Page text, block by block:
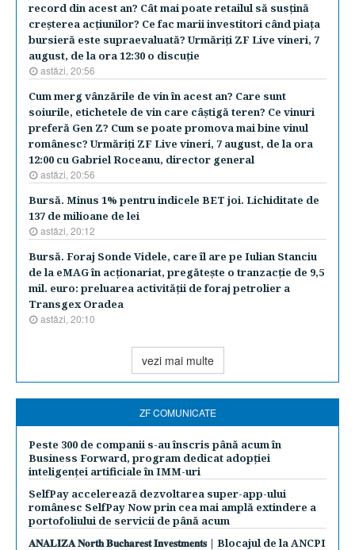
record din acest an? Cât mai poate retailul să susţină
creşterea acţiunilor? Ce fac marii investitori când piaţa
bursieră este supraevaluată? Urmăriţi ZF Live vineri, 7
august, de la ora 12:30 o discuţie
astăzi, 20:56
Cum merg vânzările de vin în acest an? Care sunt
soiurile, etichetele de vin care câştigă teren? Ce vinuri
preferă Gen Z? Cum se poate promova mai bine vinul
românesc? Urmăriţi ZF Live vineri, 7 august, de la ora
12:00 cu Gabriel Roceanu, director general
astăzi, 20:56
Bursă. Minus 1% pentru indicele BET joi. Lichiditate de
137 de milioane de lei
astăzi, 20:12
Bursă. Foraj Sonde Videle, care îl are pe Iulian Stanciu
de la eMAG în acţionariat, pregăteşte o tranzacţie de 9,5
mil. euro: preluarea activităţii de foraj petrolier a
Transgex Oradea
astăzi, 20:10
vezi mai multe
ZF COMUNICATE
Peste 300 de companii s-au înscris până acum în
Business Forward, program dedicat adopției
inteligenței artificiale în IMM-uri
SelfPay accelerează dezvoltarea super-app-ului
românesc SelfPay Now prin cea mai amplă extindere a
portofoliului de servicii de până acum
𝐀𝐍𝐀𝐋𝐈𝐙𝐀 𝐍𝐨𝐫𝐭𝐡 𝐁𝐮𝐜𝐡𝐚𝐫𝐞𝐬𝐭 𝐈𝐧𝐯𝐞𝐬𝐭𝐦𝐞𝐧𝐭𝐬 | Blocajul de la ANCPI